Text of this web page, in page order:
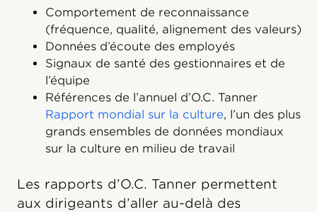
Comportement de reconnaissance
(fréquence, qualité, alignement des valeurs)
Données d’écoute des employés
Signaux de santé des gestionnaires et de
l’équipe
Références de l’annuel d’O.C. Tanner
Rapport mondial sur la culture, l’un des plus
grands ensembles de données mondiaux
sur la culture en milieu de travail
Les rapports d’O.C. Tanner permettent
aux dirigeants d’aller au-delà des